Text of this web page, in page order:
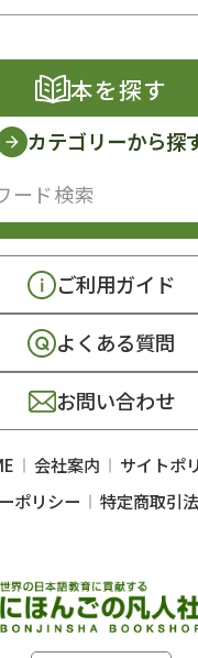
本を探す
カテゴリーから探
ご利用ガイド
よくある質問
お問い合わせ
会社案内
サイトポ
ポリシー
特定商取引